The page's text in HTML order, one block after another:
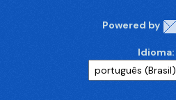
Powered by
Idioma